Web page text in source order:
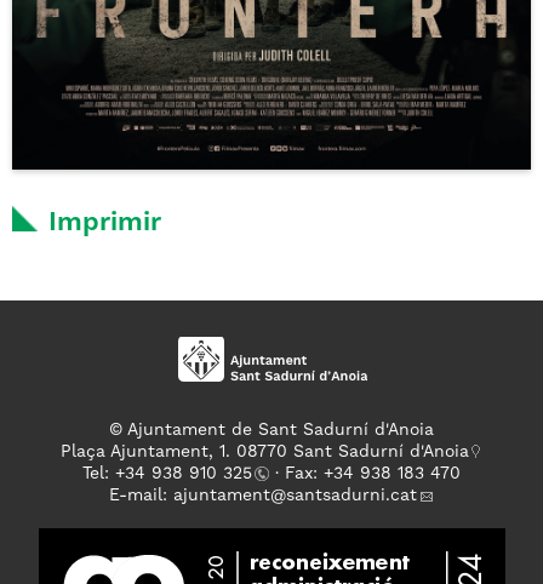
Imprimir
© Ajuntament de Sant Sadurní d'Anoia
Plaça Ajuntament, 1. 08770 Sant Sadurní d'Anoia
Tel: +34 938 910 325
· Fax: +34 938 183 470
E-mail: ajuntament@santsadurni.cat